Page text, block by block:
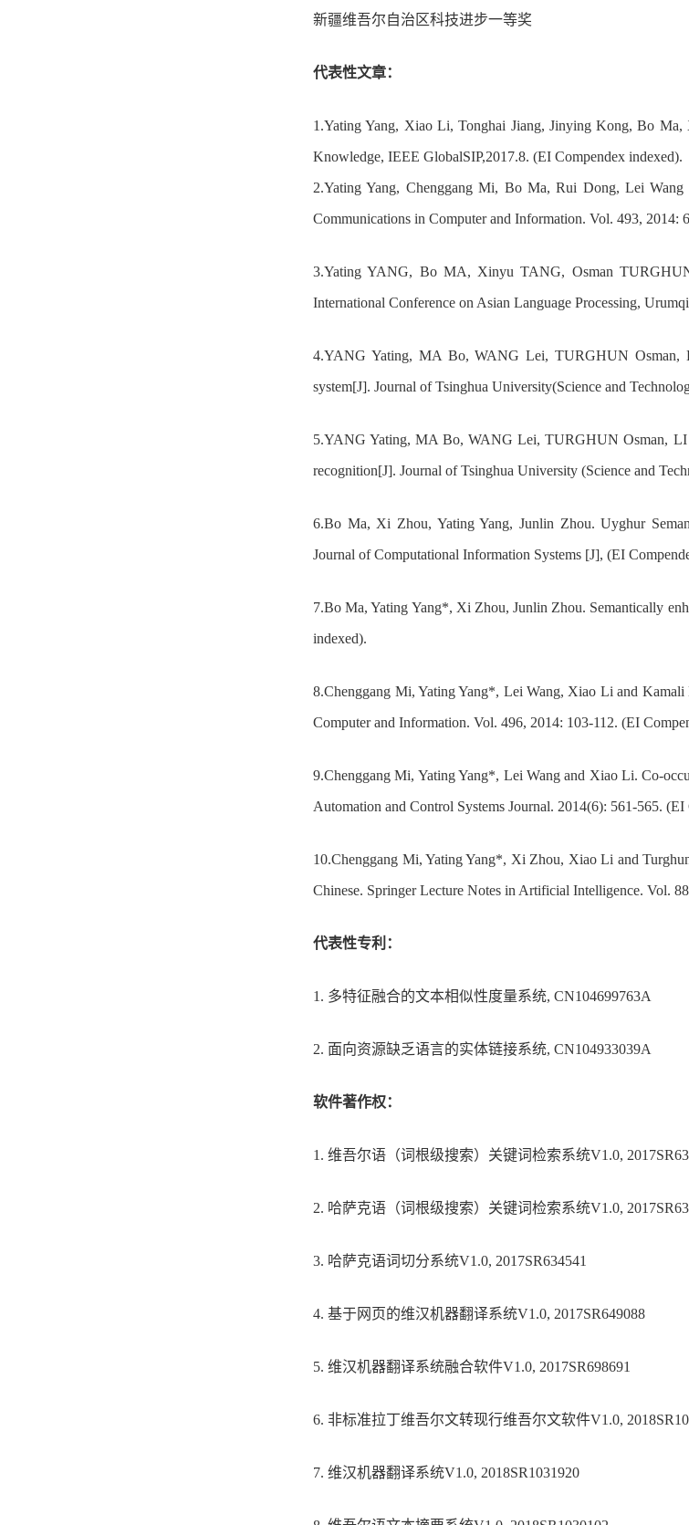
新疆维吾尔自治区科技进步一等奖
代表性文章：
1.Yating Yang, Xiao Li, Tonghai Jiang, Jinying Kong, Bo
Knowledge, IEEE GlobalSIP,2017.8.(EI Compendex indexed).
2.Yating Yang, Chenggang Mi, Bo Ma, Rui Dong, Lei
Communications in Computer and Information. Vol. 493, 2014:
3.Yating YANG, Bo MA, Xinyu TANG, Osman
International Conference on Asian Language Processing,
4.YANG Yating, MA Bo, WANG Lei, TURGHUN Osman,
system[J]. Journal of Tsinghua University(Science and
5.YANG Yating, MA Bo, WANG Lei, TURGHUN Osman, LI
recognition[J]. Journal of Tsinghua University (Science and
6.Bo Ma, Xi Zhou, Yating Yang, Junlin Zhou. Uyghur
Journal of Computational Information Systems [J], (EI
7.Bo Ma, Yating Yang*, Xi Zhou, Junlin Zhou. Semantically
indexed).
8.Chenggang Mi, Yating Yang*, Lei Wang, Xiao Li and
Computer and Information. Vol. 496, 2014: 103-112. (EI
9.Chenggang Mi, Yating Yang*, Lei Wang and Xiao Li. Co-
Automation and Control Systems Journal. 2014(6): 561-565.
10.Chenggang Mi, Yating Yang*, Xi Zhou, Xiao Li and
Chinese. Springer Lecture Notes in Artificial Intelligence. Vol.
代表性专利：
1. 多特征融合的文本相似性度量系统, CN104699763A
2. 面向资源缺乏语言的实体链接系统, CN104933039A
软件著作权：
1.维吾尔语（词根级搜索）关键词检索系统V1.0,
2. 哈萨克语（词根级搜索）关键词检索系统V1.0,
3. 哈萨克语词切分系统V1.0, 2017SR634541
4.基于网页的维汉机器翻译系统V1.0, 2017SR649088
5.维汉机器翻译系统融合软件V1.0, 2017SR698691
6. 非标准拉丁维吾尔文转现行维吾尔文软件V1.0,
7.维汉机器翻译系统V1.0, 2018SR1031920